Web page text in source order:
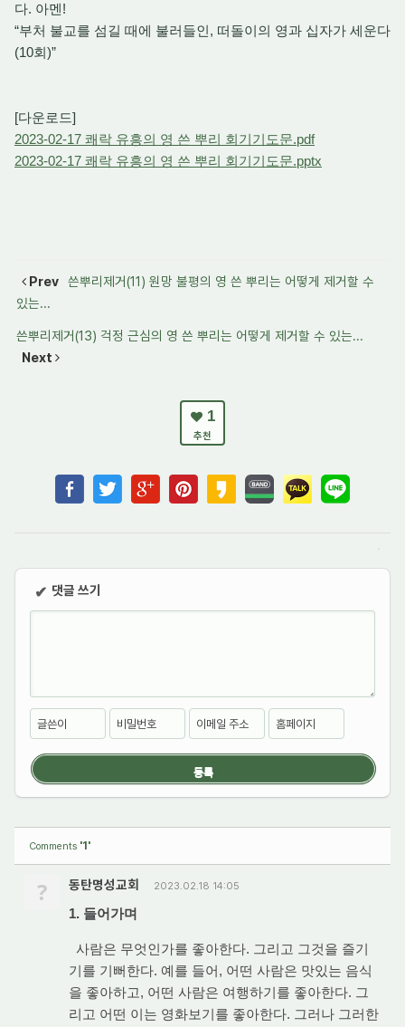
다. 아멘!
“부처 불교를 섬길 때에 불러들인, 떠돌이의 영과 십자가 세운다
(10회)”
[다운로드]
2023-02-17 쾌락 유흥의 영 쓴 뿌리 회기기도문.pdf
2023-02-17 쾌락 유흥의 영 쓴 뿌리 회기기도문.pptx
Prev 쓴뿌리제거(11) 원망 불평의 영 쓴 뿌리는 어떻게 제거할 수
있는...
쓴뿌리제거(13) 걱정 근심의 영 쓴 뿌리는 어떻게 제거할 수 있는...
Next
1
추천
✔ 댓글 쓰기
글쓴이 비밀번호 이메일 주소 홈페이지
Comments '1'
? 동탄명성교회 2023.02.18 14:05
1. 들어가며
사람은 무엇인가를 좋아한다. 그리고 그것을 즐기
기를 기뻐한다. 예를 들어, 어떤 사람은 맛있는 음식
을 좋아하고, 어떤 사람은 여행하기를 좋아한다. 그
리고 어떤 이는 영화보기를 좋아한다. 그러나 그러한